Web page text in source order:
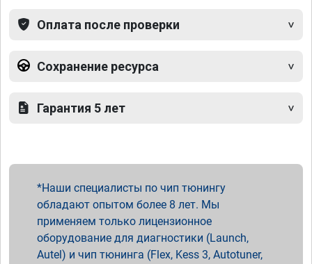
Оплата после проверки
Сохранение ресурса
Гарантия 5 лет
Наши специалисты по чип тюнингу
обладают опытом более 8 лет. Мы
применяем только лицензионное
оборудование для диагностики (Launch,
Autel) и чип тюнинга (Flex, Kess 3, Autotuner,